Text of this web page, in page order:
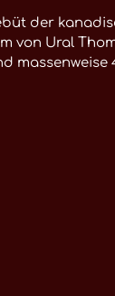
der
von Ural
massenweise